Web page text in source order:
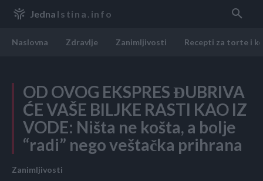
Jedna Istina.info
Naslovna Zdravlje Zanimljivosti Recepti za torte i
OD OVOG EKSPRES ĐUBRIVA
ĆE VAŠE BILJKE RASTI KAO IZ
VODE: Ništa ne košta, a bolje
“radi” nego veštačka prihrana
Zanimljivosti